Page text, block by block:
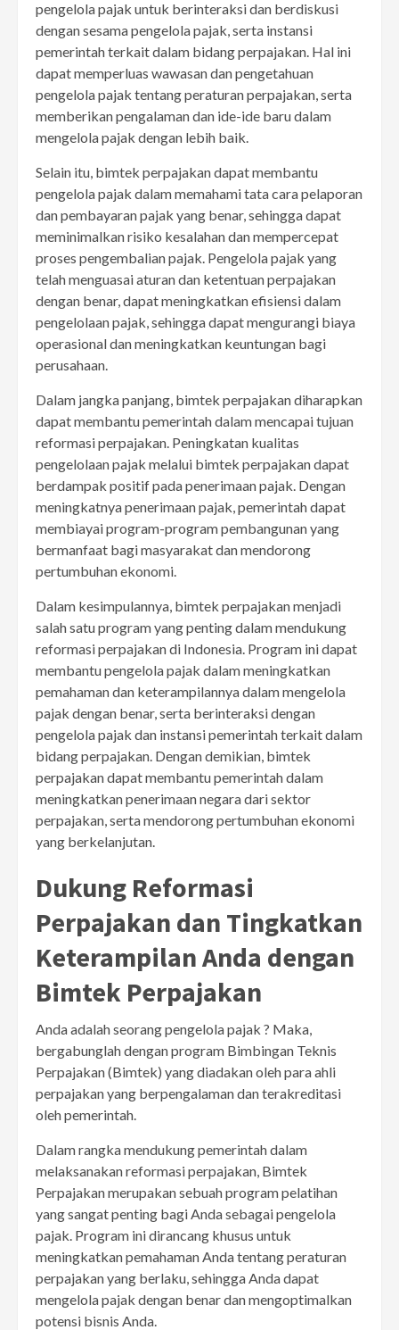
pengelola pajak untuk berinteraksi dan berdiskusi
dengan sesama pengelola pajak, serta instansi
pemerintah terkait dalam bidang perpajakan. Hal ini
dapat memperluas wawasan dan pengetahuan
pengelola pajak tentang peraturan perpajakan, serta
memberikan pengalaman dan ide-ide baru dalam
mengelola pajak dengan lebih baik.
Selain itu, bimtek perpajakan dapat membantu
pengelola pajak dalam memahami tata cara pelaporan
dan pembayaran pajak yang benar, sehingga dapat
meminimalkan risiko kesalahan dan mempercepat
proses pengembalian pajak. Pengelola pajak yang
telah menguasai aturan dan ketentuan perpajakan
dengan benar, dapat meningkatkan efisiensi dalam
pengelolaan pajak, sehingga dapat mengurangi biaya
operasional dan meningkatkan keuntungan bagi
perusahaan.
Dalam jangka panjang, bimtek perpajakan diharapkan
dapat membantu pemerintah dalam mencapai tujuan
reformasi perpajakan. Peningkatan kualitas
pengelolaan pajak melalui bimtek perpajakan dapat
berdampak positif pada penerimaan pajak. Dengan
meningkatnya penerimaan pajak, pemerintah dapat
membiayai program-program pembangunan yang
bermanfaat bagi masyarakat dan mendorong
pertumbuhan ekonomi.
Dalam kesimpulannya, bimtek perpajakan menjadi
salah satu program yang penting dalam mendukung
reformasi perpajakan di Indonesia. Program ini dapat
membantu pengelola pajak dalam meningkatkan
pemahaman dan keterampilannya dalam mengelola
pajak dengan benar, serta berinteraksi dengan
pengelola pajak dan instansi pemerintah terkait dalam
bidang perpajakan. Dengan demikian, bimtek
perpajakan dapat membantu pemerintah dalam
meningkatkan penerimaan negara dari sektor
perpajakan, serta mendorong pertumbuhan ekonomi
yang berkelanjutan.
Dukung Reformasi
Perpajakan dan Tingkatkan
Keterampilan Anda dengan
Bimtek Perpajakan
Anda adalah seorang pengelola pajak ? Maka,
bergabunglah dengan program Bimbingan Teknis
Perpajakan (Bimtek) yang diadakan oleh para ahli
perpajakan yang berpengalaman dan terakreditasi
oleh pemerintah.
Dalam rangka mendukung pemerintah dalam
melaksanakan reformasi perpajakan, Bimtek
Perpajakan merupakan sebuah program pelatihan
yang sangat penting bagi Anda sebagai pengelola
pajak. Program ini dirancang khusus untuk
meningkatkan pemahaman Anda tentang peraturan
perpajakan yang berlaku, sehingga Anda dapat
mengelola pajak dengan benar dan mengoptimalkan
potensi bisnis Anda.